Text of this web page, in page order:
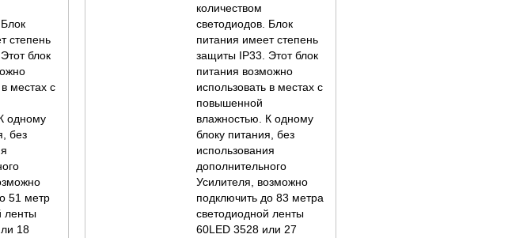
степень
блок
местах с
одному
без
51 метр
ленты
18
количеством
светодиодов. Блок
питания имеет степень
защиты IP33. Этот блок
питания возможно
использовать в местах с
повышенной
влажностью. К одному
блоку питания, без
использования
дополнительного
Усилителя, возможно
подключить до 83 метра
светодиодной ленты
60LED 3528 или 27